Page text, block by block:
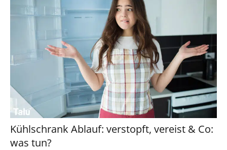
Kühlschrank Ablauf: verstopft, vereist & Co:
was tun?